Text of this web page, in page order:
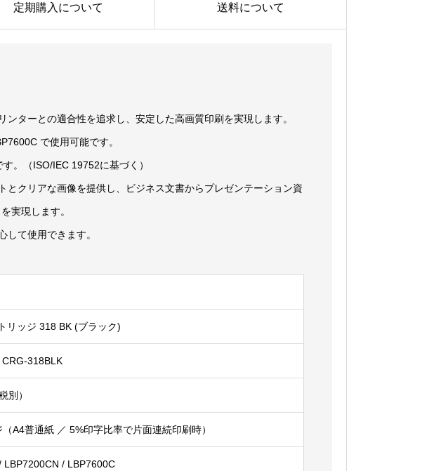
定期購入について 送料について
ンターとの適合性を追求し、安定した高画質印刷を実現します。
で使用可能です。
。（ISO/IEC 19752に基づく）
とクリアな画像を提供し、ビジネス文書からプレゼンテーション資
実現します。
して使用できます。
リッジ 318 BK (ブラック)
318BLK
別）
A4普通紙 ／ 5%印字比率で片面連続印刷時）
LBP7200CN / LBP7600C